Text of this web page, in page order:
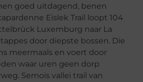
goed uitdagend, benen
Eislek Trail loopt 104
Luxemburg naar La
door diepste bossen. Die
meermaals en voert door
waar uren geen dorp
Semois vallei trail van